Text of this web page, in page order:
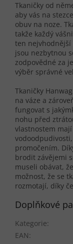
Tkaničky od
aby vás na
obuv na noze.
takže každý
ten nejvhodnější
jsou nezbytnou
zodpovědné za
výběr správné
Tkaničky
na váze a
fungovat s
nohu před
vlastnostem
promočením.
brodit závějemi
museli obávat,
možnost, že se
rozmotají, díky
Doplňkové
Kategorie:
EAN: